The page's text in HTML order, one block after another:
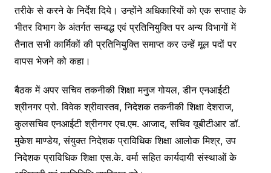
तरीके से करने के निर्देश दिये। उन्होंने अधिकारियों को एक सप्ताह के
भीतर विभाग के अंतर्गत सम्बद्ध एवं प्रतिनियुक्ति पर अन्य विभागों में
तैनात सभी कार्मिकों की प्रतिनियुक्ति समाप्त कर उन्हें मूल पदों पर
वापस भेजने को कहा।
बैठक में अपर सचिव तकनीकी शिक्षा मनुज गोयल, डीन एनआईटी
श्रीनगर प्रो. विवेक श्रीवास्तव, निदेशक तकनीकी शिक्षा देशराज,
कुलसचिव एनआईटी श्रीनगर एच.एम. आजाद, सचिव यूबीटीआर डॉ.
मुकेश माण्डेय, संयुक्त निदेशक प्राविधिक शिक्षा आलोक मिश्र, उप
निदेशक प्राविधिक शिक्षा एस.के. वर्मा सहित कार्यदायी संस्थाओं के